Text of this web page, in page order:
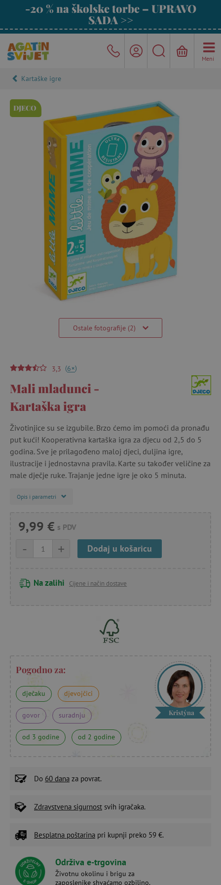
-20 % na školske torbe – UPRAVO
SADA >>
Meni
Kartaške igre
DJECO
Ostale fotografije (2)
3,3 (6+)
Mali mladunci -
Kartaška igra
Životinjice su se izgubile. Brzo ćemo im pomoći da pronađu
put kući! Kooperativna kartaška igra za djecu od 2,5 do 5
godina. Sve je prilagođeno maloj djeci, duljina igre,
ilustracije i jednostavna pravila. Karte su također veličine za
male dječje ruke. Trajanje jedne igre je oko 5 minuta.
Opis i parametri
9,99 € s PDV
+
- Dodaj u košaricu
Na zalihi Cijene i način dostave
Pogodno za:
dječaku djevojčici
govor suradnju
od 3 godine od 2 godine
Kristýna
Do 60 dana za povrat.
Zdravstvena sigurnost svih igračaka.
Besplatna poštarina pri kupnji preko 59 €.
Održiva e-trgovina
Životnu okolinu i brigu za
zaposlenike shvaćamo ozbiljno.